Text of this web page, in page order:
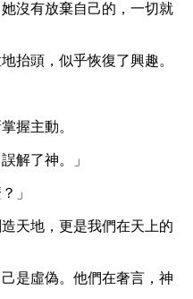
沒有放棄自己的，一切就
抬頭，似乎恢復了興趣。
握主動。
解了神。」
」
天地，更是我們在天上的
是虛偽。他們在奢言，神